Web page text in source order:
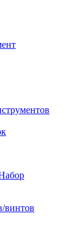
винтов